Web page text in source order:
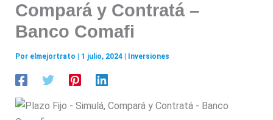
Compará y Contratá –
Banco Comafi
Por elmejortrato 1 julio, 2024 Inversiones